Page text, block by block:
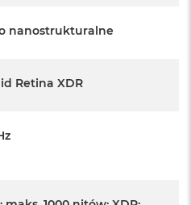
autoryzowanym punkcie
gwarancji producenta.
nanostrukturalne
Retina XDR